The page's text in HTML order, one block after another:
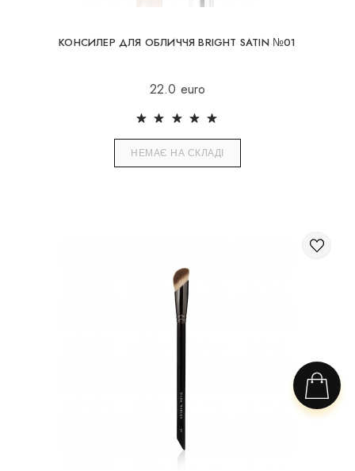
КОНСИЛЕР ДЛЯ ОБЛИЧЧЯ BRIGHT SATIN №01
22.0 euro
НЕМАЄ НА СКЛАДІ